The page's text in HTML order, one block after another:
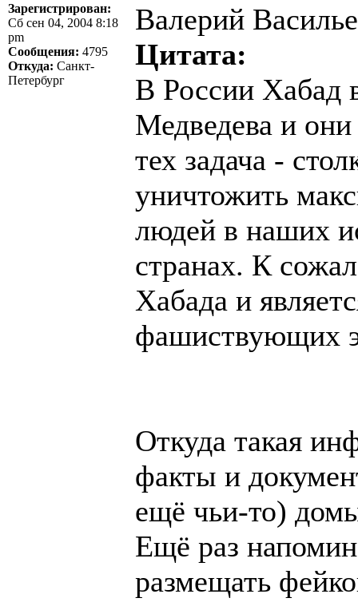
Зарегистрирован:
Сб сен 04, 2004 8:18
pm
Сообщения: 4795
Откуда: Санкт-
Петербург
Валерий
Цитата:
В России Хабад
Медведева и
тех задача -
уничтожить
людей в наших
странах. К
Хабада и
фашиствующих
Откуда такая
факты и
ещё чьи-то)
Ещё раз
размещать